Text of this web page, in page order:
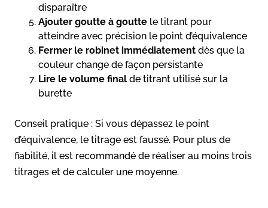
disparaître
Ajouter goutte à goutte le titrant pour
atteindre avec précision le point d’équivalence
Fermer le robinet immédiatement dès que la
couleur change de façon persistante
Lire le volume final de titrant utilisé sur la
burette
Conseil pratique : Si vous dépassez le point
d’équivalence, le titrage est faussé. Pour plus de
fiabilité, il est recommandé de réaliser au moins trois
titrages et de calculer une moyenne.